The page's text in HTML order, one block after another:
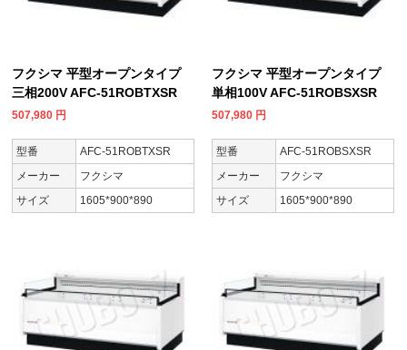
フクシマ 平型オープンタイプ
三相200V AFC-51ROBTXSR
507,980 円
型番
AFC-51ROBTXSR
メーカー
フクシマ
サイズ
1605*900*890
フクシマ 平型オープンタイプ
単相100V AFC-51ROBSXSR
507,980 円
型番
AFC-51ROBSXSR
メーカー
フクシマ
サイズ
1605*900*890